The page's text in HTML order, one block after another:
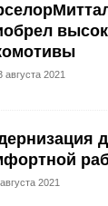
августа 2021
2021